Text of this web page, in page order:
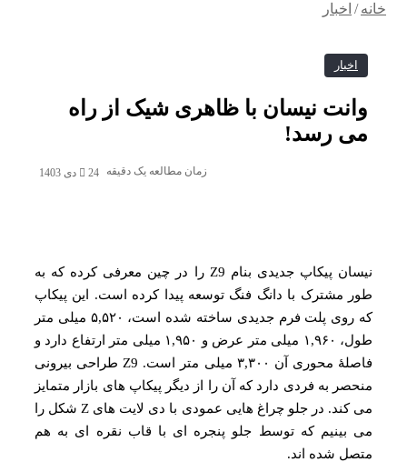
اخبار
نیسان با ظاهری شیک از راه
رسد!
24 دی 1403 زمان مطالعه یک دقیقه
نیسان پیکاپ جدیدی بنام Z9 را در چین معرفی کرده که به‌
مشترک با دانگ‌ فنگ توسعه پیدا کرده است. این پیکاپ
که روی پلت‌ فرم جدیدی ساخته شده است، ۵,۵۲۰ میلی‌ متر
طول، ۱,۹۶۰ میلی‌ متر عرض و ۱,۹۵۰ میلی‌ متر ارتفاع دارد و
فاصلهٔ محوری آن ۳,۳۰۰ میلی‌ متر است. Z9 طراحی بیرونی
به‌ فردی دارد که آن را از دیگر پیکاپ‌ های بازار متمایز
می‌ کند. در جلو چراغ‌ هایی عمودی با دی‌ لایت‌ های Z شکل را
بینیم که توسط جلو پنجره‌ ای با قاب نقره‌ ای به هم
شده‌ اند.